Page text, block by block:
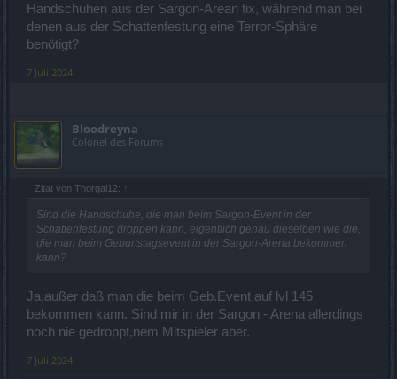
Handschuhen aus der Sargon-Arean fix, während man bei
denen aus der Schattenfestung eine Terror-Sphäre
benötigt?
7 Juli 2024
Bloodreyna
Colonel des Forums
Zitat von Thorgal12: ↑
Sind die Handschuhe, die man beim Sargon-Event in der
Schattenfestung droppen kann, eigentlich genau dieselben wie die,
die man beim Geburtstagsevent in der Sargon-Arena bekommen
kann?
Ja,außer daß man die beim Geb.Event auf lvl 145
bekommen kann. Sind mir in der Sargon - Arena allerdings
noch nie gedroppt,nem Mitspieler aber.
7 Juli 2024